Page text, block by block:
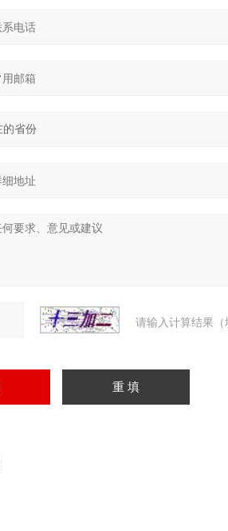
请输入计算结果